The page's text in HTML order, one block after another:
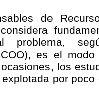
de
problema,
es el
los
por